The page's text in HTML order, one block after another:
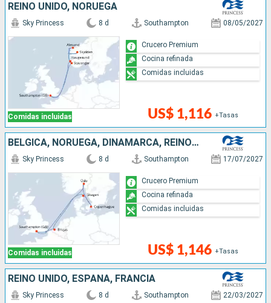
REINO UNIDO, NORUEGA
Comidas incluidas
Sky Princess 8 d Southampton 08/05/2027
US$ 1,116 +Tasas
Crucero Premium
Cocina refinada
Comidas incluidas
BÉLGICA, NORUEGA, DINAMARCA, REINO UNIDO
Comidas incluidas
Sky Princess 8 d Southampton 17/07/2027
US$ 1,146 +Tasas
Crucero Premium
Cocina refinada
Comidas incluidas
REINO UNIDO, ESPAÑA, FRANCIA
Sky Princess 8 d Southampton 22/03/2027